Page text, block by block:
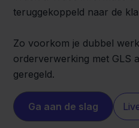
teruggekoppeld naar de
Zo voorkom je dubbel
orderverwerking met GLS
geregeld.
Ga aan de slag